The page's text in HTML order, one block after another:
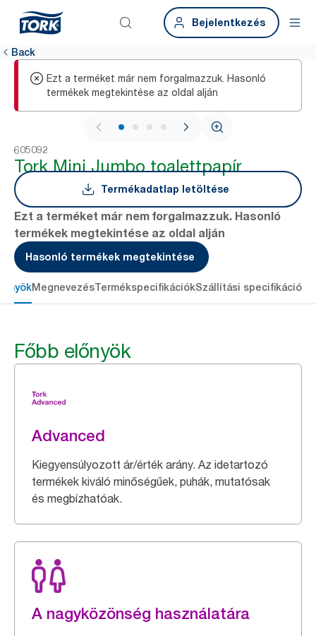
Bejelentkezés
Back
Ezt a terméket már nem forgalmazzuk. Hasonló
termékek megtekintése az oldal alján
1 / 4
605092
Tork Mini Jumbo toalettpapír
Termékadatlap letöltése
Ezt a terméket már nem forgalmazzuk. Hasonló
termékek megtekintése az oldal alján
Hasonló termékek megtekintése
MegnevezésTermékspecifikációkSzállítási specifikációk
Főbb előnyök
Advanced
Kiegyensúlyozott ár/érték arány. Az idetartozó
termékek kiváló minőségűek, puhák, mutatósak
és megbízhatóak.
A nagyközönség használatára